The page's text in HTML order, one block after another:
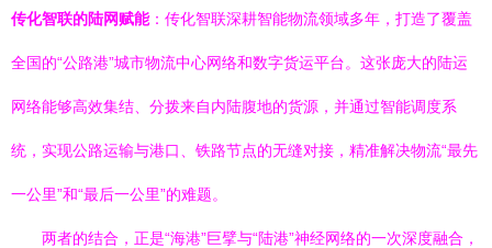
传化智联的陆网赋能：传化智联深耕智能物流领域多年，打造了覆盖
全国的“公路港”城市物流中心网络和数字货运平台。这张庞大的陆运
网络能够高效集结、分拨来自内陆腹地的货源，并通过智能调度系
统，实现公路运输与港口、铁路节点的无缝对接，精准解决物流“最先
一公里”和“最后一公里”的难题。
两者的结合，正是“海港”巨擘与“陆港”神经网络的一次深度融合，